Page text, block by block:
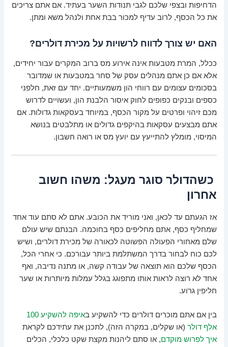
הדחיפות ובצפי שלכם לגבי תנודות השער בעתיד. אם אתם צריכים
את כל הכסף, לרוב עדיף למכור בבת אחת ולנהל משא ומתן.
האם יש צורך לדווח לרשויות על מכירת דולרים?
ככלל, המרת מטבעות אינה אירוע מס ברוב המקרים עבור יחידים,
אלא אם כן אתם מנהלים עסק של סחר במטבעות או שמדובר
בסכומים עצומים עם רווחי הון משמעותיים. יחד עם זאת, חלפני
כספים ובנקים כפופים לחוק איסור הלבנת הון, ועשויים לדרוש
מכם זיהוי ופרטים על מקור הכסף, במיוחד בעסקאות גדולות. אם
אתם מבצעים עסקאות בהיקפים גדולים או מתלבטים בנושא
המיסוי, מומלץ להתייעץ עם יועץ מס או רואה חשבון.
כשהדולר סוגר מעגל: משהו חשוב
אחרון
אז הגעתם עד לכאן, ואני מוריד את הכובע. אתם לא סתם עוד אחד
שמחליף כסף, אתם מחליפים כסף בחוכמה. הבנתם שיש עולם
שלם מאחורי הפעולה הפשוטה לכאורה של מכירת דולרים, ושיש
לכם כוח לבחור בדרך המשתלמת ביותר עבורכם. כי אחרי הכל,
הכסף שלכם הוא תוצאה של עבודה קשה, או מתנה נדיבה, ואף
אחד לא רוצה לראות אותו מתפוגג בגלל עמלות מיותרות או שער
חליפין גרוע.
בין אם אתם מוכרים דולרים כדי להשקיע ב
איפה להשקיע 100
אלף דולר (או שקלים, במקרה הזה), לתכנן את עתידכם לקראת
איך לפרוש מוקדם, או סתם ליהנות מקצת שקט כלכלי, הכלים